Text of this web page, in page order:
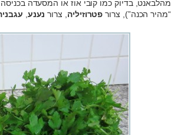
מהלבאנט, בדיוק כמו קובי אוז או המסעדה
“מהיר הכנה”), צרור פטרוזיליה , צרור נענע